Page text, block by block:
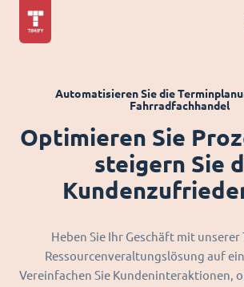
Automatisieren Sie die
Fahrradfachhandel
Optimieren Sie
steigern Sie
Heben Sie Ihr Geschäft mit unserer
Ressourcenveraltungslösung auf
Vereinfachen Sie Kundeninteraktionen,